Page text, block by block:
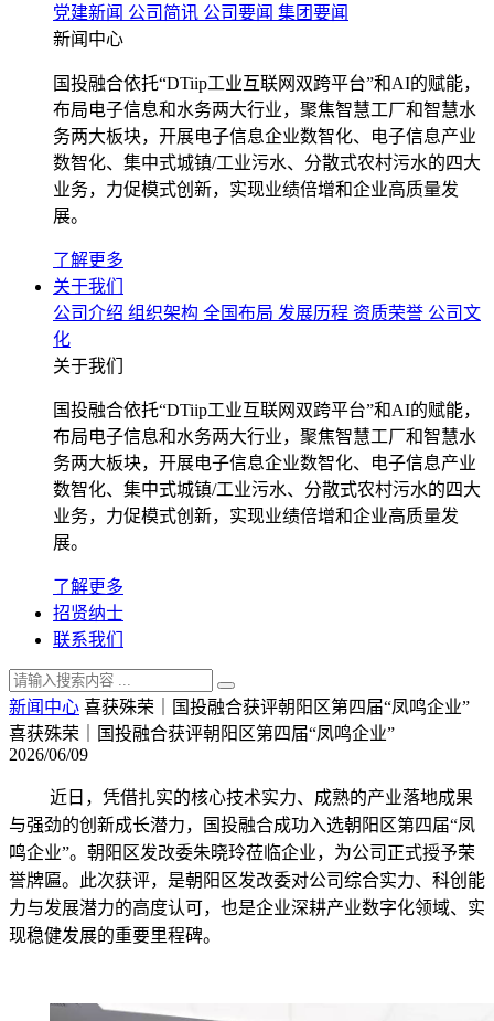
党建新闻 公司简讯 公司要闻 集团要闻
新闻中心
国投融合依托“DTiip工业互联网双跨平台”和AI的赋能，
布局电子信息和水务两大行业，聚焦智慧工厂和智慧水
务两大板块，开展电子信息企业数智化、电子信息产业
数智化、集中式城镇/工业污水、分散式农村污水的四大
业务，力促模式创新，实现业绩倍增和企业高质量发
展。
了解更多
关于我们
公司介绍 组织架构 全国布局 发展历程 资质荣誉 公司文
化
关于我们
国投融合依托“DTiip工业互联网双跨平台”和AI的赋能，
布局电子信息和水务两大行业，聚焦智慧工厂和智慧水
务两大板块，开展电子信息企业数智化、电子信息产业
数智化、集中式城镇/工业污水、分散式农村污水的四大
业务，力促模式创新，实现业绩倍增和企业高质量发
展。
了解更多
招贤纳士
联系我们
新闻中心 喜获殊荣｜国投融合获评朝阳区第四届“凤鸣企业”
喜获殊荣｜国投融合获评朝阳区第四届“凤鸣企业”
2026/06/09
近日，凭借扎实的核心技术实力、成熟的产业落地成果
与强劲的创新成长潜力，国投融合成功入选朝阳区第四届“凤
鸣企业”。朝阳区发改委朱晓玲莅临企业，为公司正式授予荣
誉牌匾。此次获评，是朝阳区发改委对公司综合实力、科创能
力与发展潜力的高度认可，也是企业深耕产业数字化领域、实
现稳健发展的重要里程碑。